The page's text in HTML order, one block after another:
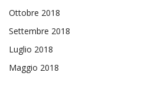
Ottobre 2018
Settembre 2018
Luglio 2018
Maggio 2018